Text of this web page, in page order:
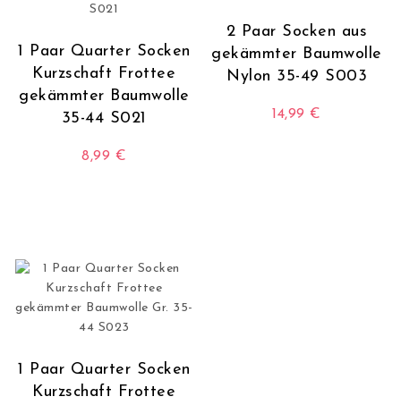
1 Paar Quarter Socken
Kurzschaft Frottee
gekämmter Baumwolle
35-44 S021
8,99 €
2 Paar Socken aus
gekämmter Baumwolle
Nylon 35-49 S003
14,99€
1 Paar Quarter Socken
Kurzschaft Frottee